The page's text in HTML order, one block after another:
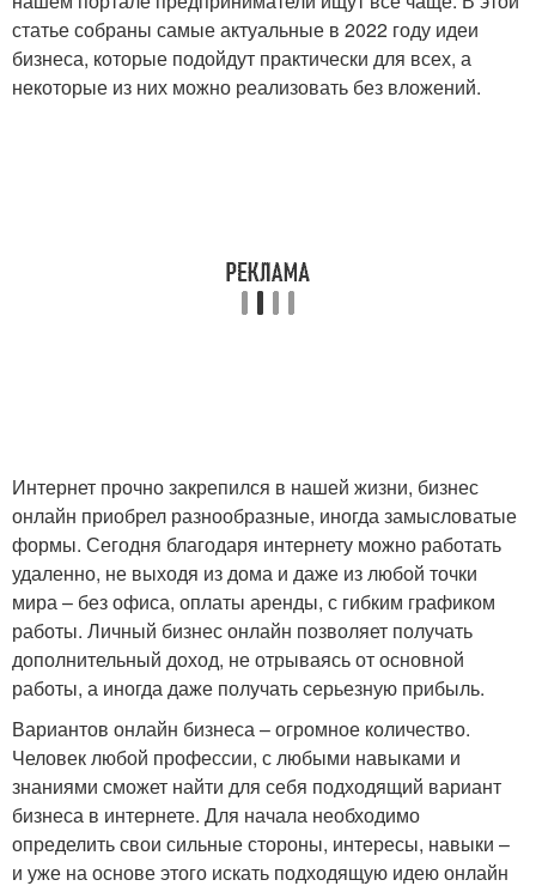
статье собраны самые актуальные в 2022 году идеи
бизнеса, которые подойдут практически для всех, а
некоторые из них можно реализовать без вложений.
Интернет прочно закрепился в нашей жизни, бизнес
онлайн приобрел разнообразные, иногда замысловатые
формы. Сегодня благодаря интернету можно работать
удаленно, не выходя из дома и даже из любой точки
мира – без офиса, оплаты аренды, с гибким графиком
работы. Личный бизнес онлайн позволяет получать
дополнительный доход, не отрываясь от основной
работы, а иногда даже получать серьезную прибыль.
Вариантов онлайн бизнеса – огромное количество.
Человек любой профессии, с любыми навыками и
знаниями сможет найти для себя подходящий вариант
бизнеса в интернете. Для начала необходимо
определить свои сильные стороны, интересы, навыки –
и уже на основе этого искать подходящую идею онлайн